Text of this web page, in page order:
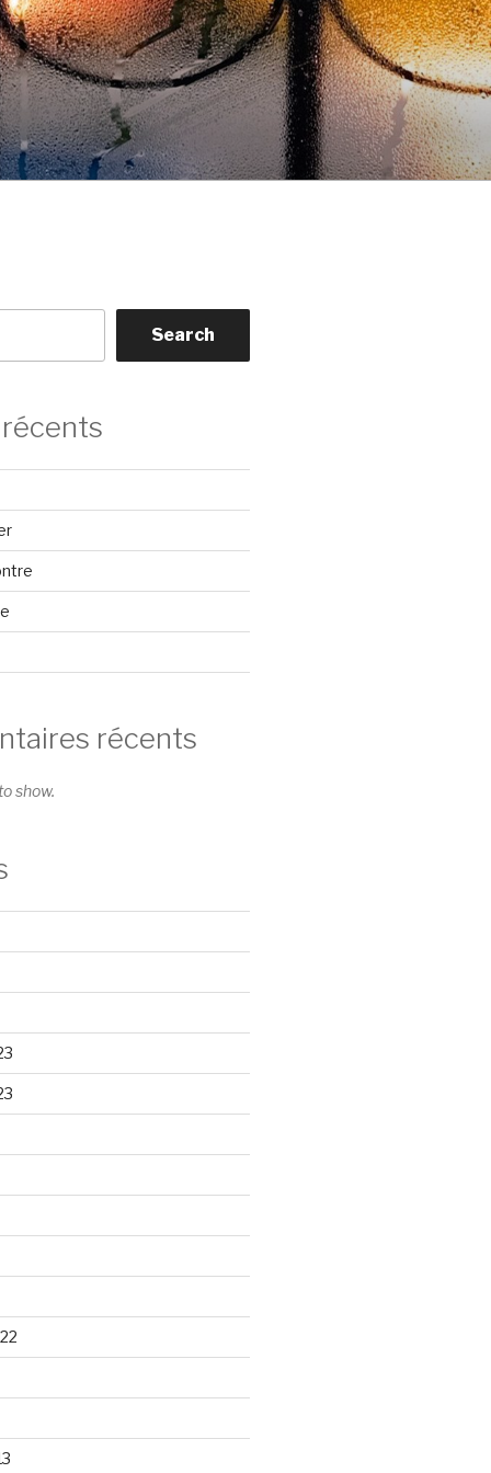
Search
récents
show.